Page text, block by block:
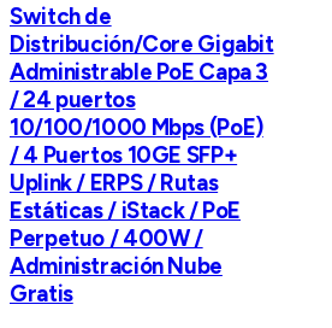
Switch de
Distribución/Core Gigabit
Administrable PoE Capa 3
/ 24 puertos
10/100/1000 Mbps (PoE)
/ 4 Puertos 10GE SFP+
Uplink / ERPS / Rutas
Estáticas / iStack / PoE
Perpetuo / 400W /
Administración Nube
Gratis